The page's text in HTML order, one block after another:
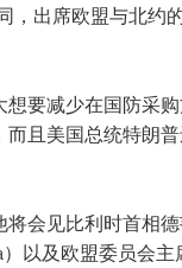
，出席欧盟与北约
要减少在国防采
且美国总统特朗
会见比利时首相德
以及欧盟委员会主